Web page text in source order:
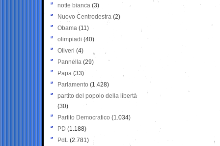
notte bianca (3)
Nuovo Centrodestra (2)
Obama (11)
olimpiadi (40)
Oliveri (4)
Pannella (29)
Papa (33)
Parlamento (1.428)
partito del popolo della libertà
(30)
Partito Democratico (1.034)
PD (1.188)
PdL (2.781)